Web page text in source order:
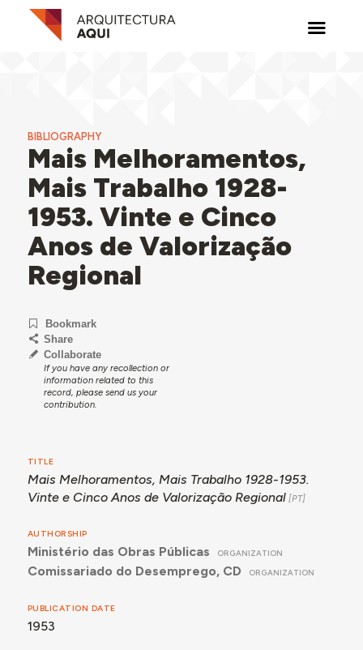
BIBLIOGRAPHY
Mais Melhoramentos,
Mais Trabalho 1928-
1953. Vinte e Cinco
Anos de Valorização
Regional
Bookmark
Share
Collaborate
If you have any recollection or
information related to this
record, please send us your
contribution.
TITLE
Mais Melhoramentos, Mais Trabalho 1928-1953.
Vinte e Cinco Anos de Valorização Regional
AUTHORSHIP
Ministério das Obras Públicas ORGANIZATION
Comissariado do Desemprego, CD ORGANIZATION
PUBLICATION DATE
1953